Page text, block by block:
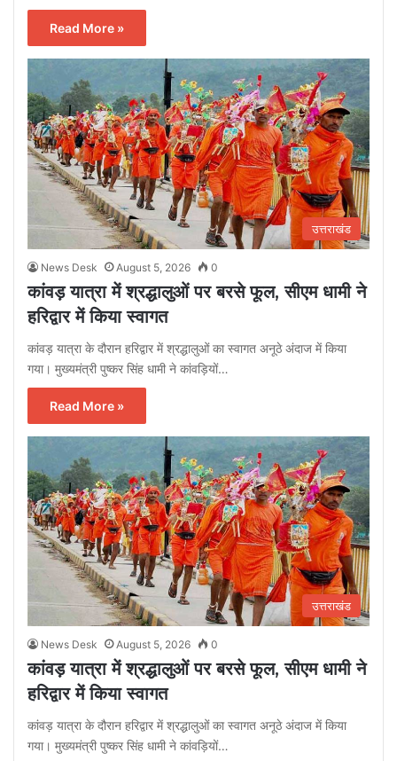
Read More »
उत्तराखंड
News Desk August 5, 2026 0
कांवड़ यात्रा में श्रद्धालुओं पर बरसे फूल, सीएम धामी ने
हरिद्वार में किया स्वागत
कांवड़ यात्रा के दौरान हरिद्वार में श्रद्धालुओं का स्वागत अनूठे अंदाज में किया
गया। मुख्यमंत्री पुष्कर सिंह धामी ने कांवड़ियों…
Read More »
उत्तराखंड
News Desk August 5, 2026 0
कांवड़ यात्रा में श्रद्धालुओं पर बरसे फूल, सीएम धामी ने
हरिद्वार में किया स्वागत
कांवड़ यात्रा के दौरान हरिद्वार में श्रद्धालुओं का स्वागत अनूठे अंदाज में किया
गया। मुख्यमंत्री पुष्कर सिंह धामी ने कांवड़ियों…